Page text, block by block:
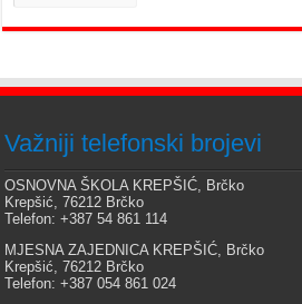
Važniji telefonski brojevi
OSNOVNA ŠKOLA KREPŠIĆ, Brčko
Krepšić, 76212 Brčko
Telefon: +387 54 861 114
MJESNA ZAJEDNICA KREPŠIĆ, Brčko
Krepšić, 76212 Brčko
Telefon: +387 054 861 024